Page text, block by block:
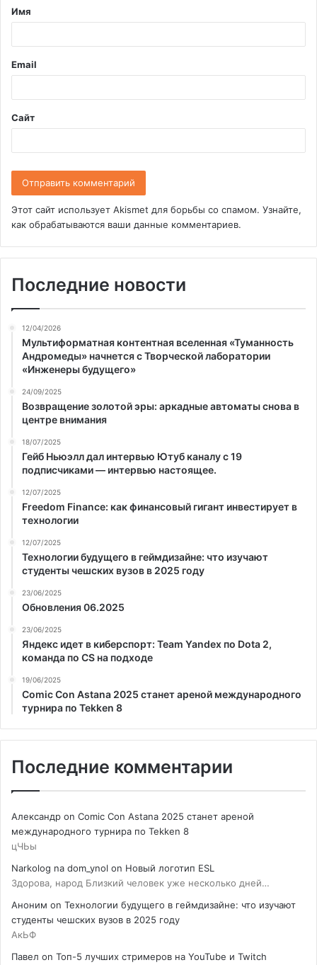
а
й
*
Имя
Email
Сайт
Этот сайт использует Akismet для борьбы со спамом. Узнайте,
как обрабатываются ваши данные комментариев.
Последние новости
12/04/2026
Мультиформатная контентная вселенная «Туманность
Андромеды» начнется с Творческой лаборатории
«Инженеры будущего»
24/09/2025
Возвращение золотой эры: аркадные автоматы снова в
центре внимания
18/07/2025
Гейб Ньюэлл дал интервью Ютуб каналу с 19
подписчиками — интервью настоящее.
12/07/2025
Freedom Finance: как финансовый гигант инвестирует в
технологии
12/07/2025
Технологии будущего в геймдизайне: что изучают
студенты чешских вузов в 2025 году
23/06/2025
Обновления 06.2025
23/06/2025
Яндекс идет в киберспорт: Team Yandex по Dota 2,
команда по CS на подходе
19/06/2025
Comic Con Astana 2025 станет ареной международного
турнира по Tekken 8
Последние комментарии
Александр on Comic Con Astana 2025 станет ареной
международного турнира по Tekken 8
цЧЬы
Narkolog na dom_ynol on Новый логотип ESL
Здорова, народ Близкий человек уже несколько дней…
Аноним on Технологии будущего в геймдизайне: что изучают
студенты чешских вузов в 2025 году
АкЬФ
Павел on Топ-5 лучших стримеров на YouTube и Twitch